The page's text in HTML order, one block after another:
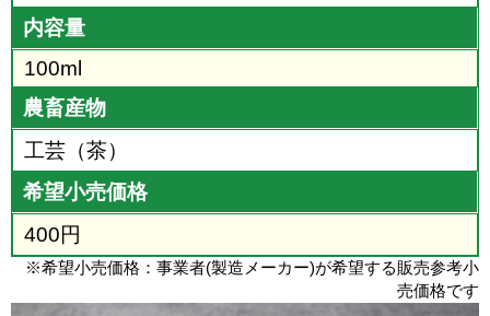
内容量
100ml
農畜産物
工芸（茶）
希望小売価格
400円
※希望小売価格：事業者(製造メーカー)が希望する販売参考小
売価格です